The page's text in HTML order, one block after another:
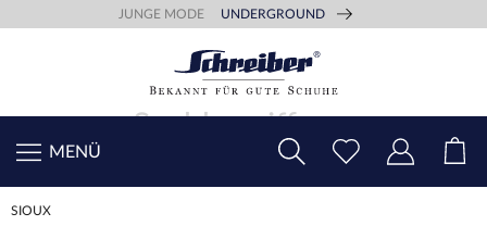
JUNGE MODE UNDERGROUND
MENÜ
SIOUX